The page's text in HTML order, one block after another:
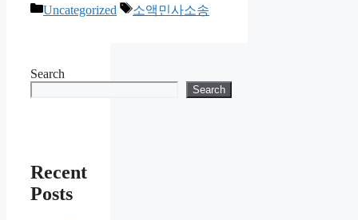
Categories
Uncategorized Tags
소액민사소송
Search
Search
Recent
Posts